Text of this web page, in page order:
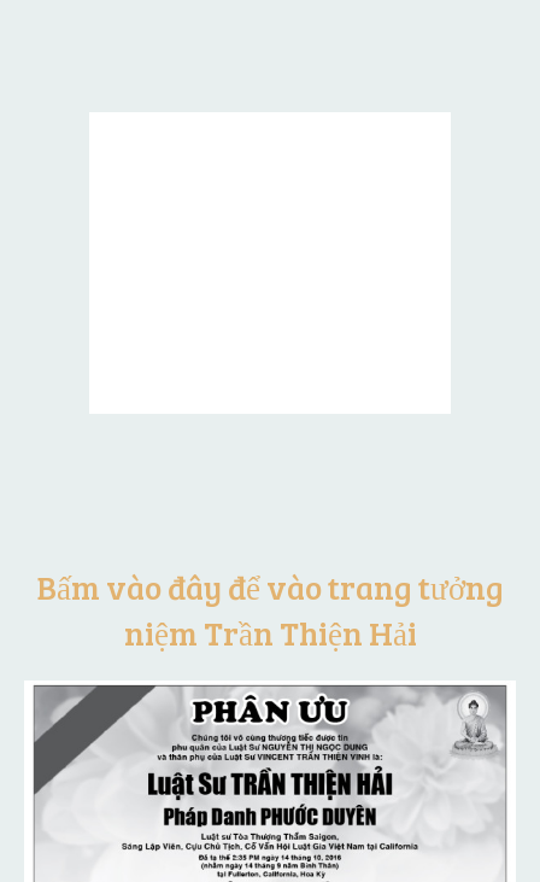
Bấm vào đây để vào trang tưởng
niệm Trần Thiện Hải